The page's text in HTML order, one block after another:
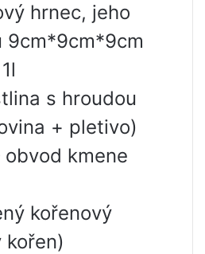
hrnec, jeho
9cm*9cm*9cm
s hroudou
+ pletivo)
kmene
kořenový
kořen)